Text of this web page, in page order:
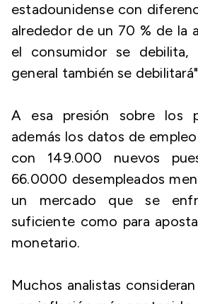
estadounidense con
alrededor de un 70 % de la
el consumidor se debilita,
general también se
A esa presión sobre los
además los datos de
con 149.000 nuevos
66.0000 desempleados
un mercado que se
suficiente como para
monetario.
Muchos analistas